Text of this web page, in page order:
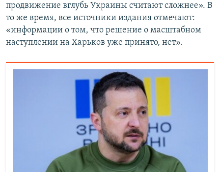
продвижение вглубь Украины считают сложнее». В
то же время, все источники издания отмечают:
«информации о том, что решение о масштабном
наступлении на Харьков уже принято, нет».